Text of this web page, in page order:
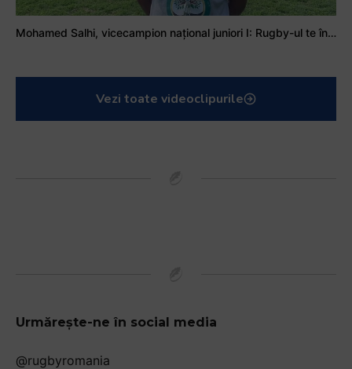
Mohamed Salhi, vicecampion național juniori I: Rugby-ul te învață să accepți și înfrângerile
Vezi toate videoclipurile
Urmărește-ne în social media
@rugbyromania